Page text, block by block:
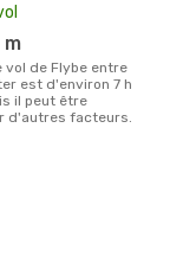
m
est d'environ 7 h
il peut être
d'autres facteurs.